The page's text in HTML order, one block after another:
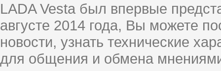
LADA Vesta был впервые
августе 2014 года, Вы можете
новости, узнать технические
для общения и обмена